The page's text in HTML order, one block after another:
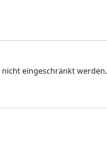
eingeschränkt werden.